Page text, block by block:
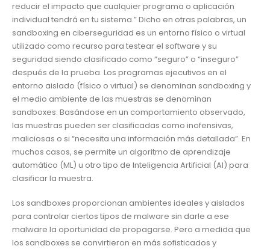
reducir el impacto que cualquier programa o aplicación
individual tendrá en tu sistema.” Dicho en otras palabras, un
sandboxing en ciberseguridad es un entorno físico o virtual
utilizado como recurso para testear el software y su
seguridad siendo clasificado como “seguro” o “inseguro”
después de la prueba. Los programas ejecutivos en el
entorno aislado (físico o virtual) se denominan sandboxing y
el medio ambiente de las muestras se denominan
sandboxes. Basándose en un comportamiento observado,
las muestras pueden ser clasificadas como inofensivas,
maliciosas o si “necesita una información más detallada”. En
muchos casos, se permite un algoritmo de aprendizaje
automático (ML) u otro tipo de Inteligencia Artificial (AI) para
clasificar la muestra.
Los sandboxes proporcionan ambientes ideales y aislados
para controlar ciertos tipos de malware sin darle a ese
malware la oportunidad de propagarse. Pero a medida que
los sandboxes se convirtieron en más sofisticados y